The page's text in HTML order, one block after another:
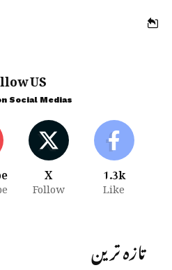
US
Social Medias
1.3k
Like
X
Follow
تازہ ترین